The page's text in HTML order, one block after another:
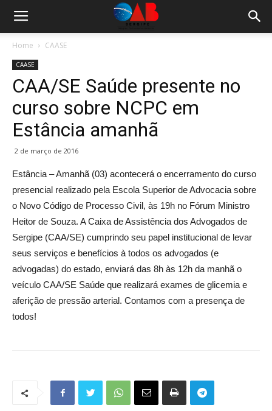
Home CAASE
CAASE
CAA/SE Saúde presente no
curso sobre NCPC em
Estância amanhã
2 de março de 2016
Estância – Amanhã (03) acontecerá o encerramento do curso
presencial realizado pela Escola Superior de Advocacia sobre
o Novo Código de Processo Civil, às 19h no Fórum Ministro
Heitor de Souza. A Caixa de Assistência dos Advogados de
Sergipe (CAA/SE) cumprindo seu papel institucional de levar
seus serviços e benefícios à todos os advogados (e
advogadas) do estado, enviará das 8h às 12h da manhã o
veículo CAA/SE Saúde que realizará exames de glicemia e
aferição de pressão arterial. Contamos com a presença de
todos!